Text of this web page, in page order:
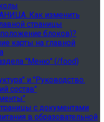
Как изменить
страницы
блоков)?
карты на главной
"Меню" (/food)
и "Руководство.
состав"
с документами
в образовательной